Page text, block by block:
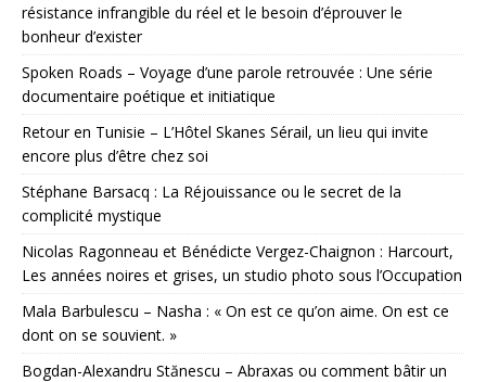
résistance infrangible du réel et le besoin d’éprouver le
bonheur d’exister
Spoken Roads – Voyage d’une parole retrouvée : Une série
documentaire poétique et initiatique
Retour en Tunisie – L’Hôtel Skanes Sérail, un lieu qui invite
encore plus d’être chez soi
Stéphane Barsacq : La Réjouissance ou le secret de la
complicité mystique
Nicolas Ragonneau et Bénédicte Vergez-Chaignon : Harcourt,
Les années noires et grises, un studio photo sous l’Occupation
Mala Barbulescu – Nasha : « On est ce qu’on aime. On est ce
dont on se souvient. »
Bogdan-Alexandru Stănescu – Abraxas ou comment bâtir un